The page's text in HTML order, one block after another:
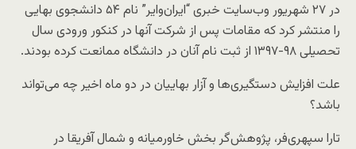
در ۲۷ شهریور وب‌سایت خبری “ایران‌وایر” نام ۵۴ دانشجوی بهایی
را منتشر کرد که مقامات پس از شرکت آنها در کنکور ورودی سال
تحصیلی ۹۸-۱۳۹۷ از ثبت نام آنان در دانشگاه ممانعت کرده بودند.
علت افزایش دستگیری‌ها و آزار بهاییان در دو ماه اخیر چه می‌تواند
باشد؟
تارا سپهری‌فر، پژوهش‌گر بخش خاورمیانه و شمال آفریقا در